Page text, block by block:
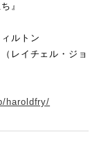
』
ルトン
レイチェル・ジョ
haroldfry/